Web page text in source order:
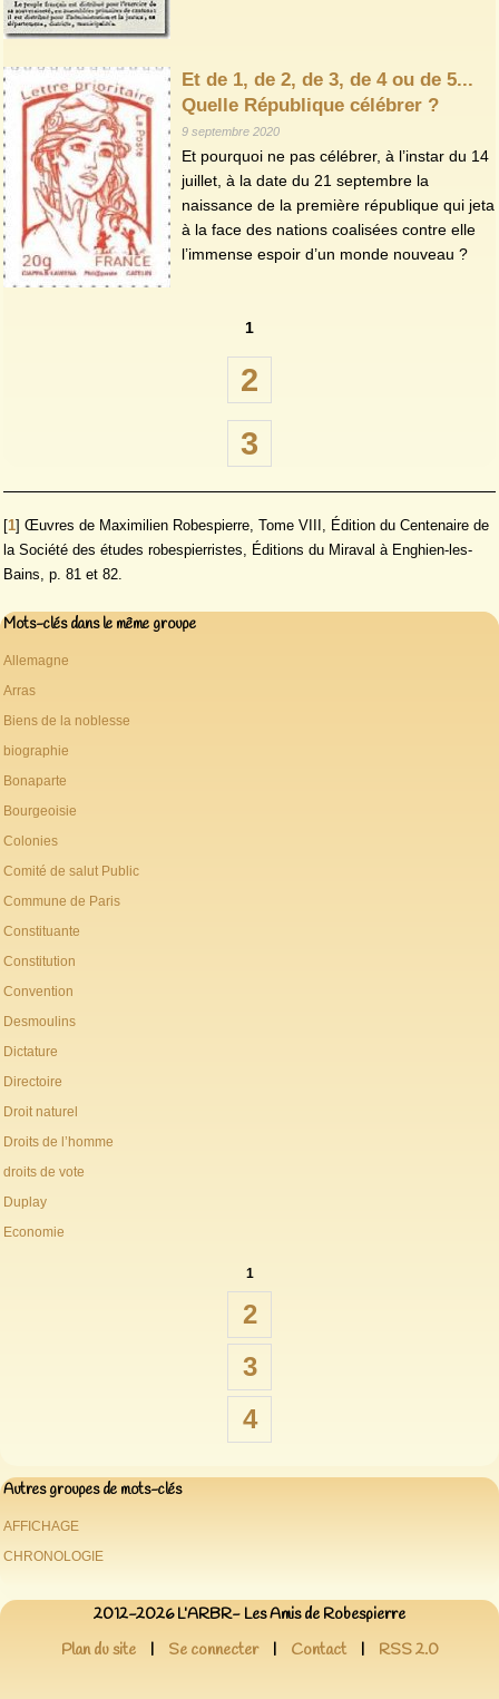
Et de 1, de 2, de 3, de 4 ou de 5...
Quelle République célébrer ?
9 septembre 2020
Et pourquoi ne pas célébrer, à l’instar du 14
juillet, à la date du 21 septembre la
naissance de la première république qui jeta
à la face des nations coalisées contre elle
l’immense espoir d’un monde nouveau ?
1
2
3
[1] Œuvres de Maximilien Robespierre, Tome VIII, Édition du Centenaire de
la Société des études robespierristes, Éditions du Miraval à Enghien-les-
Bains, p. 81 et 82.
Mots-clés dans le même groupe
Allemagne
Arras
Biens de la noblesse
biographie
Bonaparte
Bourgeoisie
Colonies
Comité de salut Public
Commune de Paris
Constituante
Constitution
Convention
Desmoulins
Dictature
Directoire
Droit naturel
Droits de l’homme
droits de vote
Duplay
Economie
1
2
3
4
Autres groupes de mots-clés
AFFICHAGE
CHRONOLOGIE
2012-2026 L’ARBR- Les Amis de Robespierre
Plan du site
| Se connecter | Contact | RSS 2.0